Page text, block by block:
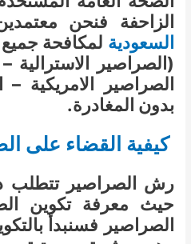
الزاحفة فنحن
السعودية لمكافحة
(الصراصير الاسترالية
الصراصير الامريكية –
بدون المغادرة.
كيفية القضاء على
رش الصراصير تتطلب
حيث معرفة تكوين
الصراصير فسنبدأ